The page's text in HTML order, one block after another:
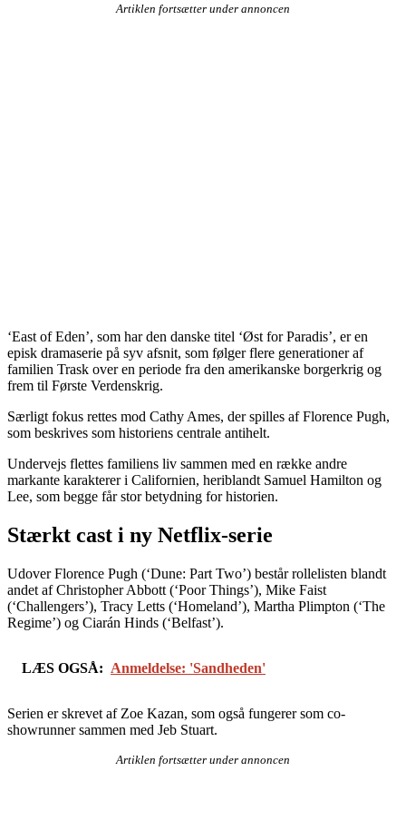
Artiklen fortsætter under annoncen
‘East of Eden’, som har den danske titel ‘Øst for Paradis’, er en
episk dramaserie på syv afsnit, som følger flere generationer af
familien Trask over en periode fra den amerikanske borgerkrig og
frem til Første Verdenskrig.
Særligt fokus rettes mod Cathy Ames, der spilles af Florence Pugh,
som beskrives som historiens centrale antihelt.
Undervejs flettes familiens liv sammen med en række andre
markante karakterer i Californien, heriblandt Samuel Hamilton og
Lee, som begge får stor betydning for historien.
Stærkt cast i ny Netflix-serie
Udover Florence Pugh (‘Dune: Part Two’) består rollelisten blandt
andet af Christopher Abbott (‘Poor Things’), Mike Faist
(‘Challengers’), Tracy Letts (‘Homeland’), Martha Plimpton (‘The
Regime’) og Ciarán Hinds (‘Belfast’).
LÆS OGSÅ: Anmeldelse: 'Sandheden'
Serien er skrevet af Zoe Kazan, som også fungerer som co-
showrunner sammen med Jeb Stuart.
Artiklen fortsætter under annoncen